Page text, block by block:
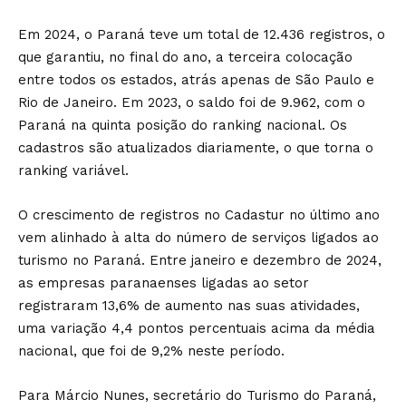
Em 2024, o Paraná teve um total de 12.436 registros, o
que garantiu, no final do ano, a terceira colocação
entre todos os estados, atrás apenas de São Paulo e
Rio de Janeiro. Em 2023, o saldo foi de 9.962, com o
Paraná na quinta posição do ranking nacional. Os
cadastros são atualizados diariamente, o que torna o
ranking variável.
O crescimento de registros no Cadastur no último ano
vem alinhado à alta do número de serviços ligados ao
turismo no Paraná. Entre janeiro e dezembro de 2024,
as empresas paranaenses ligadas ao setor
registraram 13,6% de aumento nas suas atividades,
uma variação 4,4 pontos percentuais acima da média
nacional, que foi de 9,2% neste período.
Para Márcio Nunes, secretário do Turismo do Paraná,